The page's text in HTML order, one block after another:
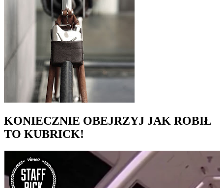
KONIECZNIE OBEJRZYJ JAK ROBIŁ
TO KUBRICK!